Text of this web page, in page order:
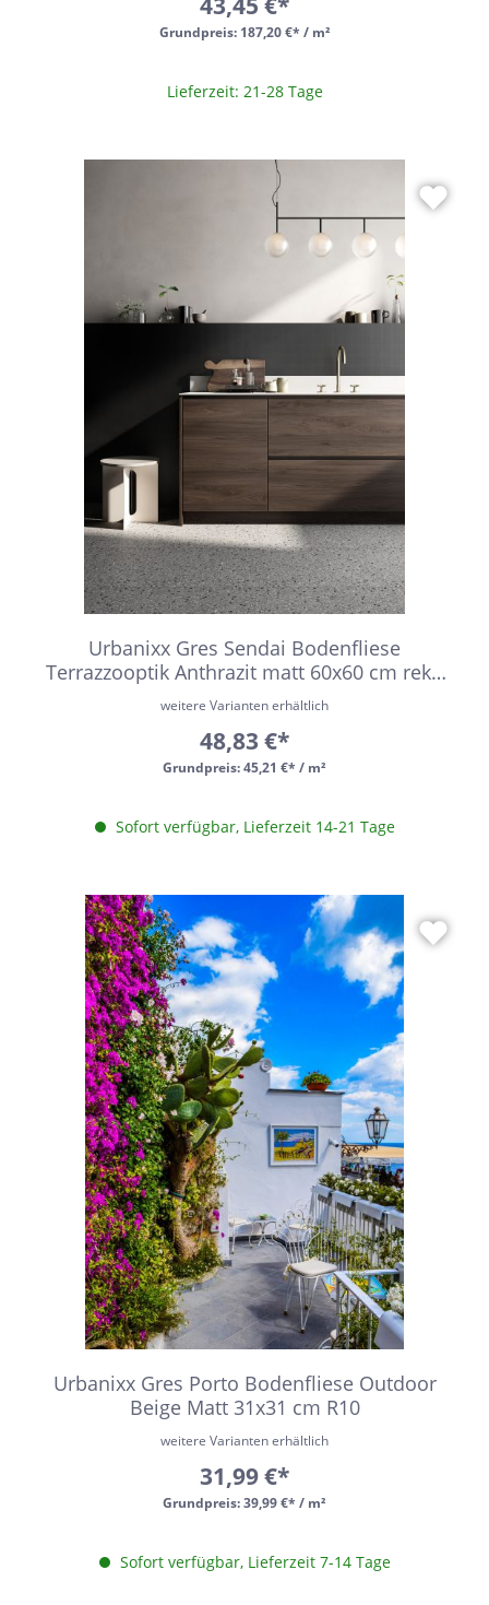
Grundpreis: 187,20 €* / m²
Lieferzeit: 21-28 Tage
Urbanixx Gres Sendai Bodenfliese
Terrazzooptik Anthrazit matt 60x60 cm rekt.
R10
Grundpreis:45,21 €* / m²
weitere Varianten erhältlich
48,83 €*
Sofort verfügbar, Lieferzeit 14-21 Tage
Urbanixx Gres Porto Bodenfliese Outdoor
Beige Matt 31x31 cm R10
Grundpreis:39,99 €* / m²
weitere Varianten erhältlich
31,99 €*
Sofort verfügbar, Lieferzeit 7-14 Tage